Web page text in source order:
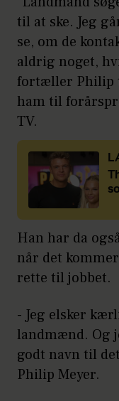
til at ske. Jeg
se, om de
aldrig noget,
fortæller Philip
ham til
TV.
Han har da
når det
rette til jobbet.
- Jeg elsker
landmænd. Og
godt navn til
Philip Meyer.